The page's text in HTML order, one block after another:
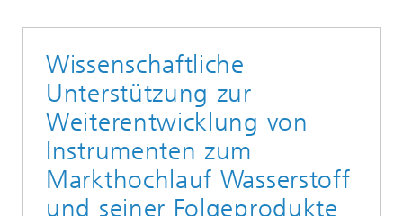
Wissenschaftliche
Unterstützung zur
Weiterentwicklung von
Instrumenten zum
Markthochlauf Wasserstoff
und seiner Folgeprodukte